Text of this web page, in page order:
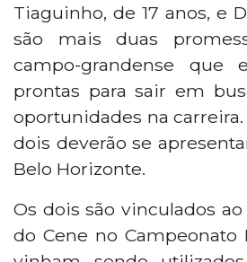
Tiaguinho, de 17 anos, e
são mais duas
campo-grandense que
prontas para sair em
oportunidades na carreira.
dois deverão se
Belo Horizonte.
Os dois são vinculados
do Cene no Campeonato